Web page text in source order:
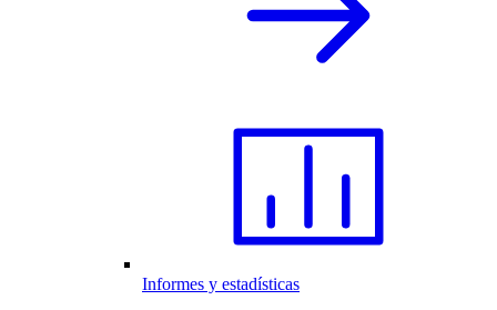
Informes y estadísticas